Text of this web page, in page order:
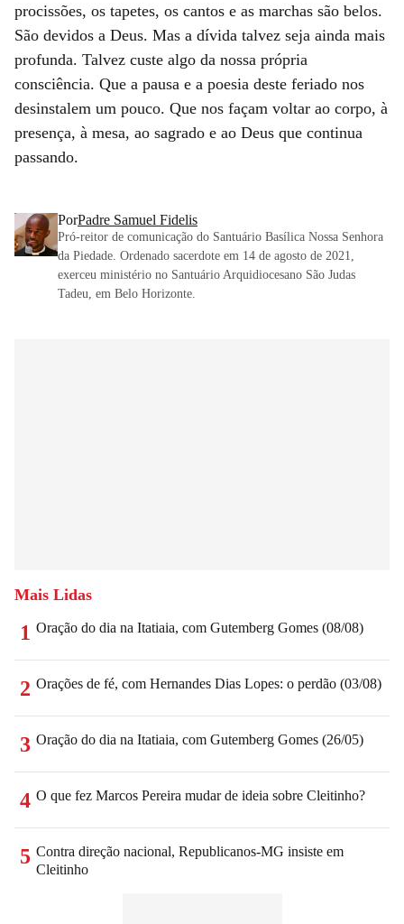
procissões, os tapetes, os cantos e as marchas são belos.
São devidos a Deus. Mas a dívida talvez seja ainda mais
profunda. Talvez custe algo da nossa própria
consciência. Que a pausa e a poesia deste feriado nos
desinstalem um pouco. Que nos façam voltar ao corpo, à
presença, à mesa, ao sagrado e ao Deus que continua
passando.
PorPadre Samuel Fidelis
Pró-reitor de comunicação do Santuário Basílica Nossa Senhora
da Piedade. Ordenado sacerdote em 14 de agosto de 2021,
exerceu ministério no Santuário Arquidiocesano São Judas
Tadeu, em Belo Horizonte.
Mais Lidas
1 Oração do dia na Itatiaia, com Gutemberg Gomes (08/08)
2 Orações de fé, com Hernandes Dias Lopes: o perdão (03/08)
3 Oração do dia na Itatiaia, com Gutemberg Gomes (26/05)
4 O que fez Marcos Pereira mudar de ideia sobre Cleitinho?
5 Contra direção nacional, Republicanos-MG insiste em
Cleitinho